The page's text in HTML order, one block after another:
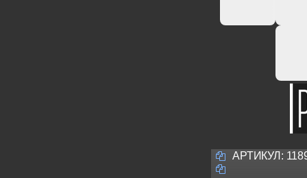
АРТИКУЛ: